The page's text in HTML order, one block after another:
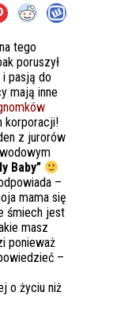
tego
poruszył
pasją do
mają inne
korporacji!
z jurorów
Baby”
–
mama się
śmiech jest
masz
ponieważ
–
o życiu niż